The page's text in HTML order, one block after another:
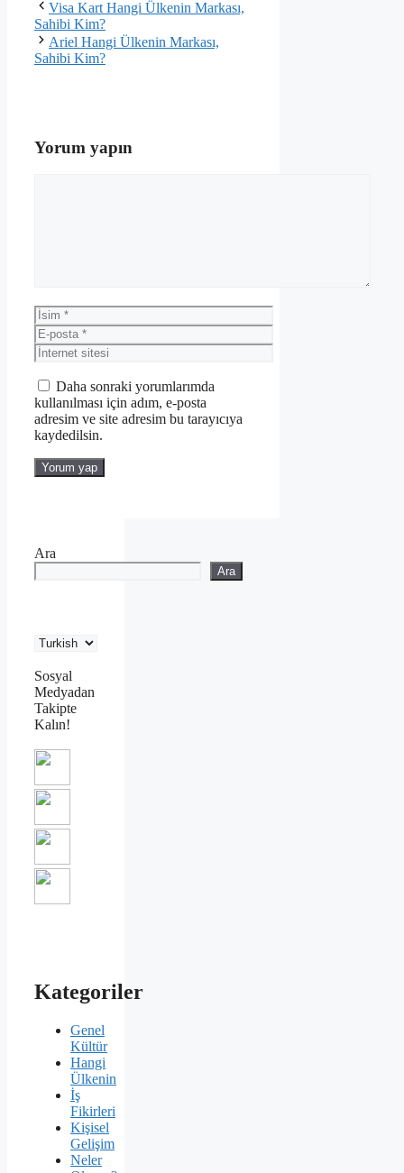
Visa Kart Hangi Ülkenin Markası,
Sahibi Kim?
Ariel Hangi Ülkenin Markası,
Sahibi Kim?
Yorum yapın
İsim
E-
posta
İnternet
sitesi
Daha sonraki yorumlarımda
kullanılması için adım, e-posta
adresim ve site adresim bu tarayıcıya
kaydedilsin.
Ara
Ara
Sosyal
Medyadan
Takipte
Kalın!
Kategoriler
Genel
Kültür
Hangi
Ülkenin
İş
Fikirleri
Kişisel
Gelişim
Neler